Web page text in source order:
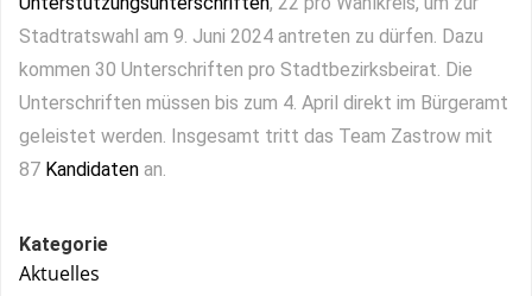
Stadtratswahl am 9. Juni 2024 antreten zu dürfen. Dazu
kommen 30 Unterschriften pro Stadtbezirksbeirat. Die
Unterschriften müssen bis zum 4. April direkt im Bürgeramt
geleistet werden. Insgesamt tritt das Team Zastrow mit
87 Kandidaten an.
Kategorie
Aktuelles